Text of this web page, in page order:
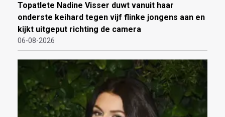
Topatlete Nadine Visser duwt vanuit haar
onderste keihard tegen vijf flinke jongens aan en
kijkt uitgeput richting de camera
06-08-2026